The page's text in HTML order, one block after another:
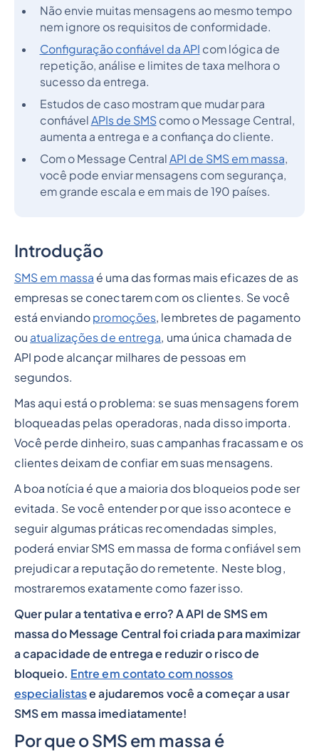
Não envie muitas mensagens ao mesmo tempo
nem ignore os requisitos de conformidade.
Configuração confiável da API com lógica de
repetição, análise e limites de taxa melhora o
sucesso da entrega.
Estudos de caso mostram que mudar para
confiável APIs de SMScomo o Message Central,
aumenta a entrega e a confiança do cliente.
Com o Message Central API de SMS em massa,
você pode enviar mensagens com segurança,
em grande escala e em mais de 190 países.
Introdução
SMS em massa é uma das formas mais eficazes de as
empresas se conectarem com os clientes. Se você
está enviando promoções, lembretes de pagamento
ou atualizações de entrega, uma única chamada de
API pode alcançar milhares de pessoas em
segundos.
Mas aqui está o problema: se suas mensagens forem
bloqueadas pelas operadoras, nada disso importa.
Você perde dinheiro, suas campanhas fracassam e os
clientes deixam de confiar em suas mensagens.
A boa notícia é que a maioria dos bloqueios pode ser
evitada. Se você entender por que isso acontece e
seguir algumas práticas recomendadas simples,
poderá enviar SMS em massa de forma confiável sem
prejudicar a reputação do remetente. Neste blog,
mostraremos exatamente como fazer isso.
Quer pular a tentativa e erro? A API de SMS em
massa do Message Central foi criada para maximizar
a capacidade de entrega e reduzir o risco de
bloqueio. Entre em contato com nossos
especialistase ajudaremos você a começar a usar
SMS em massa imediatamente!
Por que o SMS em massa é